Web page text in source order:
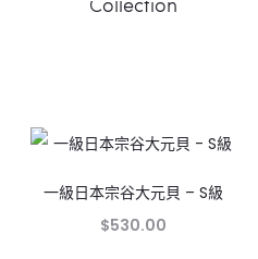
一級日本宗谷大元貝 – S級
$530.00